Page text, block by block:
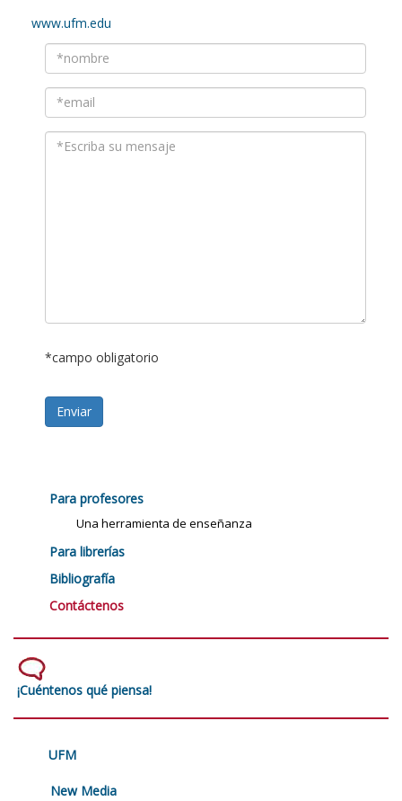
www.ufm.edu
*campo obligatorio
Enviar
Para profesores
Una herramienta de enseñanza
Para librerías
Bibliografía
Contáctenos
¡Cuéntenos qué piensa!
UFM
New Media